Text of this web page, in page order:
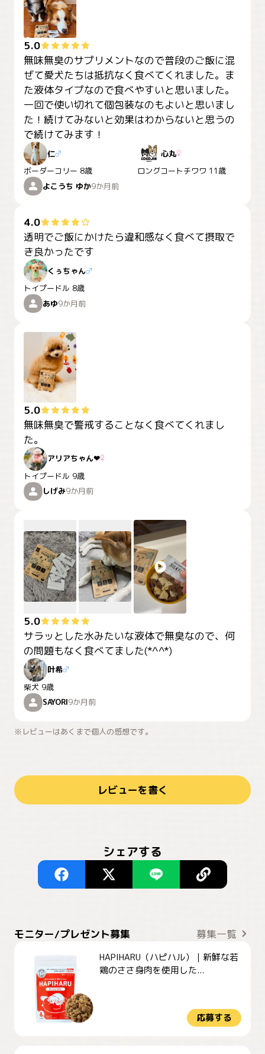
5.0
無味無臭のサプリメントなので普段のご飯に混
ぜて愛犬たちは抵抗なく食べてくれました。ま
た液体タイプなので食べやすいと思いました。
一回で使い切れて個包装なのもよいと思いまし
た！続けてみないと効果はわからないと思うの
で続けてみます！
仁♂
ボーダーコリー 8歳
心丸♀
ロングコートチワワ 11歳
よこうち ゆか9か月前
4.0
透明でご飯にかけたら違和感なく食べて摂取で
き良かったです
くぅちゃん♂
トイプードル 8歳
あゆ9か月前
5.0
無味無臭で警戒することなく食べてくれまし
た。
アリアちゃん‪‪❤︎‬♀
トイプードル 9歳
しげみ9か月前
5.0
サラッとした水みたいな液体で無臭なので、何
の問題もなく食べてました(*^^*)
叶希♂
柴犬 9歳
SAYORI9か月前
※レビューはあくまで個人の感想です。
レビューを書く
シェアする
モニター/プレゼント募集 募集一覧
HAPIHARU（ハピハル）｜新鮮な若
鶏のささ身肉を使用した...
応募する